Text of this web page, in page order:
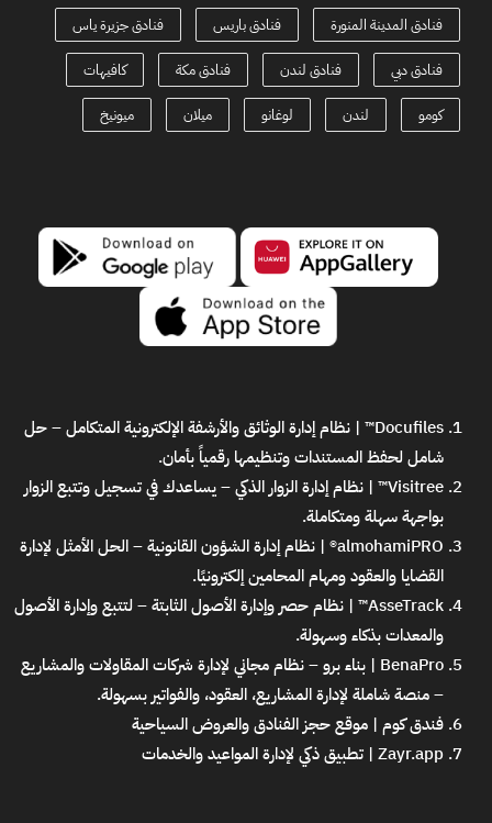
فنادق المدينة المنورة فنادق باريس فنادق جزيرة ياس
فنادق دبي فنادق لندن فنادق مكة كافيهات
كومو لندن لوغانو ميلان ميونيخ
Docufiles™ | نظام إدارة الوثائق والأرشفة الإلكترونية المتكامل
– حل
شامل لحفظ المستندات وتنظيمها رقمياً بأمان.
Visitree™ | نظام إدارة الزوار الذكي
– يساعدك في تسجيل وتتبع الزوار
بواجهة سهلة ومتكاملة.
almohamiPRO® | نظام إدارة الشؤون القانونية
– الحل الأمثل لإدارة
القضايا والعقود ومهام المحامين إلكترونيًا.
AsseTrack™ | نظام حصر وإدارة الأصول الثابتة
– لتتبع وإدارة الأصول
والمعدات بذكاء وسهولة.
BenaPro | بناء برو – نظام مجاني لإدارة شركات المقاولات والمشاريع
– منصة شاملة لإدارة المشاريع، العقود، والفواتير بسهولة.
فندق كوم | موقع حجز الفنادق والعروض السياحية
Zayr.app | تطبيق ذكي لإدارة المواعيد والخدمات